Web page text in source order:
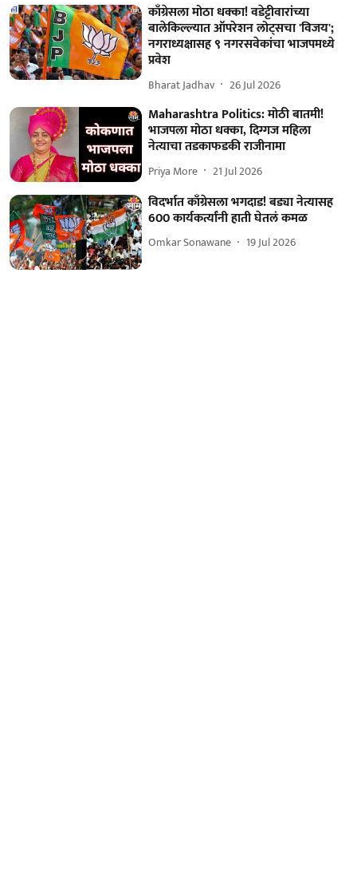
काँग्रेसला मोठा धक्का! वडेट्टीवारांच्या
बालेकिल्ल्यात ऑपरेशन लोट्सचा 'विजय';
नगराध्यक्षासह ९ नगरसवेकांचा भाजपमध्ये
प्रवेश
Bharat Jadhav 26 Jul 2026
Maharashtra Politics: मोठी बातमी!
भाजपला मोठा धक्का, दिग्गज महिला
नेत्याचा तडकाफडकी राजीनामा
Priya More 21 Jul 2026
विदर्भात काँग्रेसला भगदाड! बड्या नेत्यासह
600 कार्यकर्त्यांनी हाती घेतलं कमळ
Omkar Sonawane 19 Jul 2026